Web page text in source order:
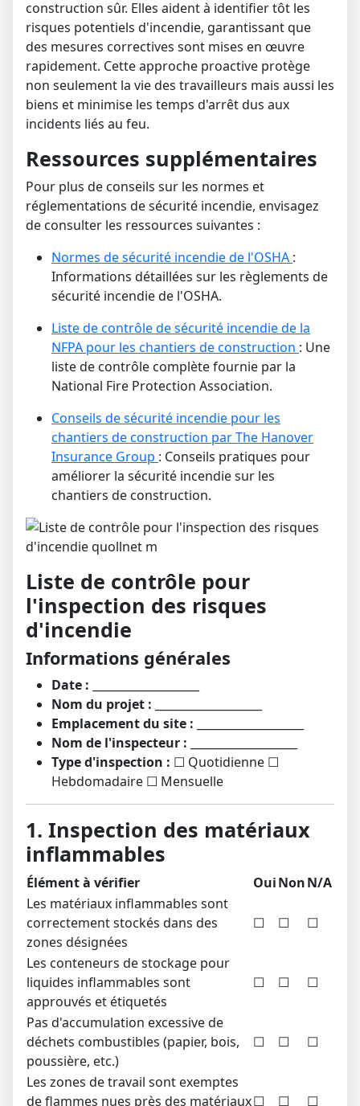
construction sûr. Elles aident à identifier tôt les
risques potentiels d'incendie, garantissant que
des mesures correctives sont mises en œuvre
rapidement. Cette approche proactive protège
non seulement la vie des travailleurs mais aussi les
biens et minimise les temps d'arrêt dus aux
incidents liés au feu.
Ressources supplémentaires
Pour plus de conseils sur les normes et
réglementations de sécurité incendie, envisagez
de consulter les ressources suivantes :
Normes de sécurité incendie de l'OSHA :
Informations détaillées sur les règlements de
sécurité incendie de l'OSHA.
Liste de contrôle de sécurité incendie de la
NFPA pour les chantiers de construction : Une
liste de contrôle complète fournie par la
National Fire Protection Association.
Conseils de sécurité incendie pour les
chantiers de construction par The Hanover
Insurance Group : Conseils pratiques pour
améliorer la sécurité incendie sur les
chantiers de construction.
Liste de contrôle pour
l'inspection des risques
d'incendie
Informations générales
Date :
Nom du projet :
Emplacement du site :
Nom de l'inspecteur :
Type d'inspection : ☐ Quotidienne ☐
Hebdomadaire ☐ Mensuelle
1. Inspection des matériaux
inflammables
Élément à vérifier OuiNonN/A
Les matériaux inflammables sont
correctement stockés dans des
zones désignées
☐ ☐ ☐
Les conteneurs de stockage pour
liquides inflammables sont
approuvés et étiquetés
☐ ☐ ☐
Pas d'accumulation excessive de
déchets combustibles (papier, bois,
poussière, etc.)
☐ ☐ ☐
Les zones de travail sont exemptes
de flammes nues près des matériaux☐ ☐ ☐